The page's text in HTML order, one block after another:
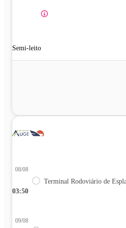
Semi-leito
03:50
08/08
Terminal Rodoviário de
09/08